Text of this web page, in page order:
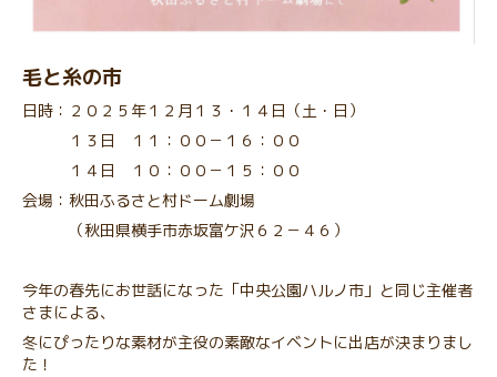
毛と糸の市
日時：２０２５年１２月１３・１４日（土・日）
１３日 １１：００－１６：００
１４日 １０：００－１５：００
会場：秋田ふるさと村ドーム劇場
（秋田県横手市赤坂富ケ沢６２－４６）
今年の春先にお世話になった「中央公園ハルノ市」と同じ主催者
さまによる、
冬にぴったりな素材が主役の素敵なイベントに出店が決まりまし
た！